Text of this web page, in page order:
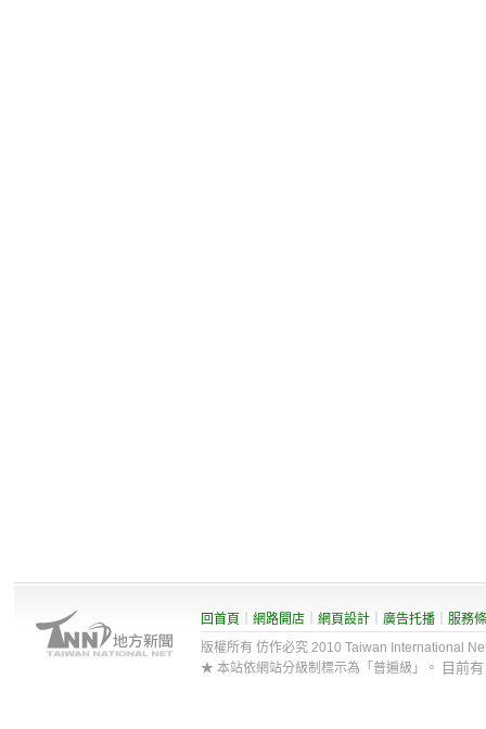
回首頁 網路開店 網頁設計 廣告托播
服務
版權所有 仿作必究 2010 Taiwan International
★ 本站依網站分級制標示為「普遍級」。
目前